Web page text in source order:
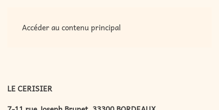
Accéder au contenu principal
MENU
LE CERISIER